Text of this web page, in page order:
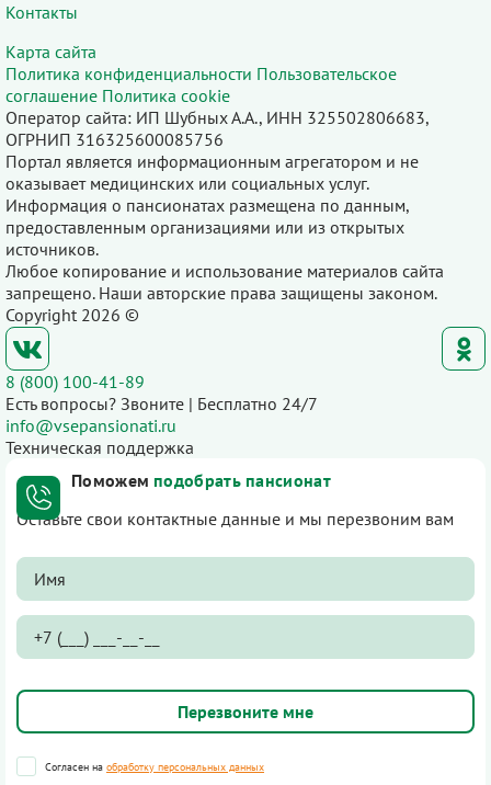
Контакты
Карта сайта
Политика конфиденциальности Пользовательское
соглашение Политика cookie
Оператор сайта: ИП Шубных А.А., ИНН 325502806683,
ОГРНИП 316325600085756
Портал является информационным агрегатором и не
оказывает медицинских или социальных услуг.
Информация о пансионатах размещена по данным,
предоставленным организациями или из открытых
источников.
Любое копирование и использование материалов сайта
запрещено. Наши авторские права защищены законом.
Copyright 2026 ©
8 (800) 100-41-89
Есть вопросы? Звоните | Бесплатно 24/7
info@vsepansionati.ru
Техническая поддержка
Поможем подобрать пансионат
Оставьте свои контактные данные и мы перезвоним вам
Согласен на обработку персональных данных